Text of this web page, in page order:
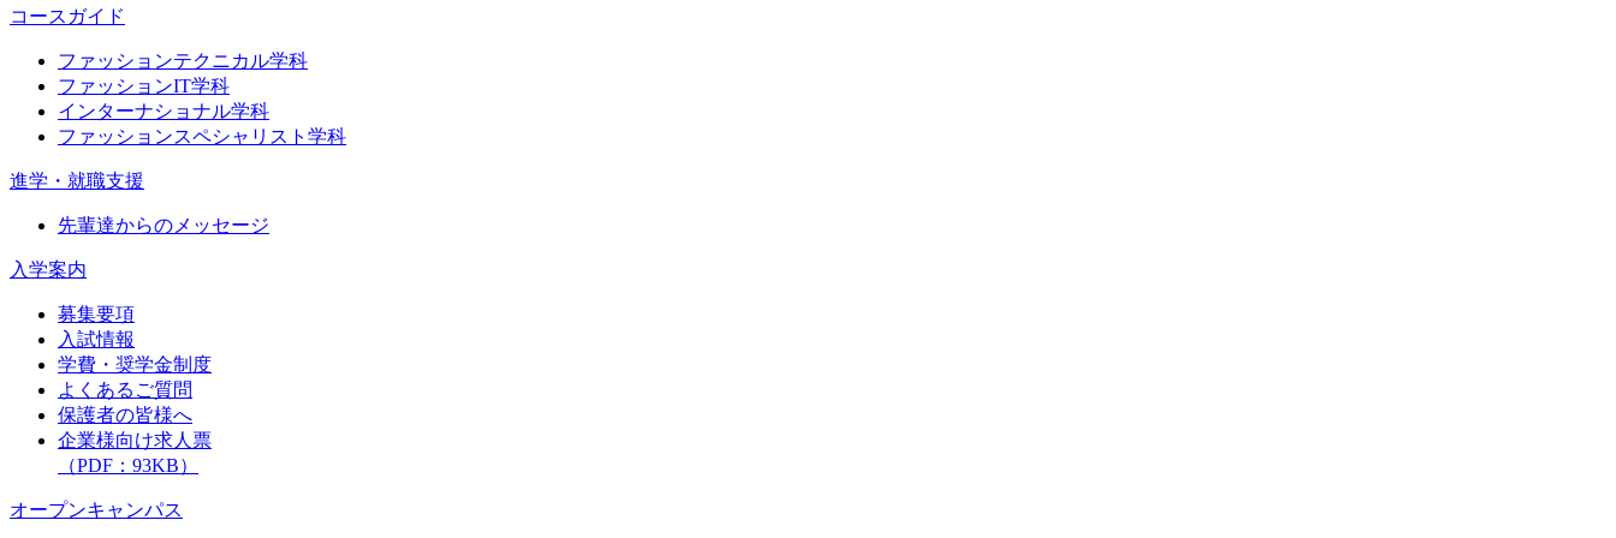
コースガイド
ファッションテクニカル学科
ファッションIT学科
インターナショナル学科
ファッションスペシャリスト学科
進学・就職支援
先輩達からのメッセージ
入学案内
募集要項
入試情報
学費・奨学金制度
よくあるご質問
保護者の皆様へ
企業様向け求人票
（PDF：93KB）
オープンキャンパス